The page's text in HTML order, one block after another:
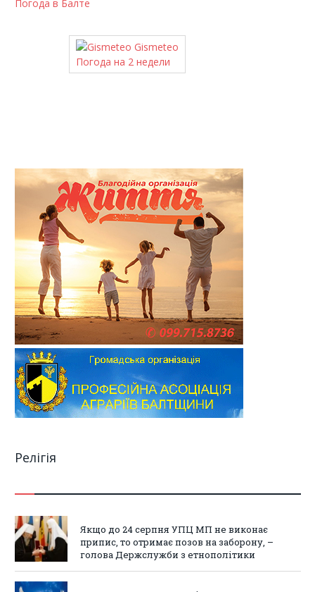
Погода в Балте
Gismeteo
Погода на 2 недели
Релігія
Якщо до 24 серпня УПЦ МП не виконає
припис, то отримає позов на заборону, –
голова Держслужби з етнополітики